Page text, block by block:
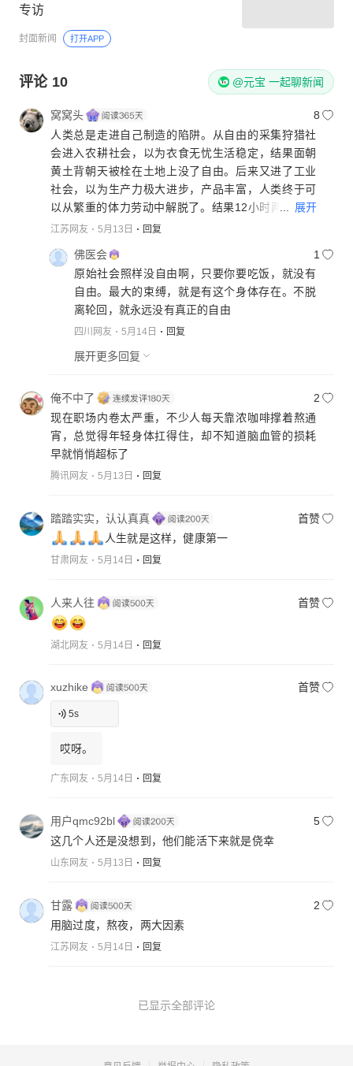
专访
封面新闻 打开APP
评论 10 @元宝 一起聊新闻
窝窝头
8
人类总是走进自己制造的陷阱。从自由的采集狩猎社
会进入农耕社会，以为衣食无忧生活稳定，结果面朝
黄土背朝天被栓在土地上没了自由。后来又进了工业
社会，以为生产力极大进步，产品丰富，人类终于可
以从繁重的体力劳动中解脱了。结果12小时两班倒困
在流水线上，没了生活。再后来进入互联网时代了，
未来是Ai时代，迎接我们的是什么？不会是成为智能
体的奴隶吧？
展开
江苏网友 5月13日 回复
佛医会
1
原始社会照样没自由啊，只要你要吃饭，就没有
自由。最大的束缚，就是有这个身体存在。不脱
离轮回，就永远没有真正的自由
四川网友 5月14日 回复
展开更多回复
俺不中了
2
现在职场内卷太严重，不少人每天靠浓咖啡撑着熬通
宵，总觉得年轻身体扛得住，却不知道脑血管的损耗
早就悄悄超标了
腾讯网友 5月13日 回复
踏踏实实，认认真真
首赞
人生就是这样，健康第一
甘肃网友 5月14日 回复
人来人往 首赞
湖北网友 5月14日 回复
xuzhike 首赞
5s
哎呀。
广东网友 5月14日 回复
用户qmc92bl
5
这几个人还是没想到，他们能活下来就是侥幸
山东网友 5月13日 回复
甘露
2
用脑过度，熬夜，两大因素
江苏网友 5月14日 回复
已显示全部评论